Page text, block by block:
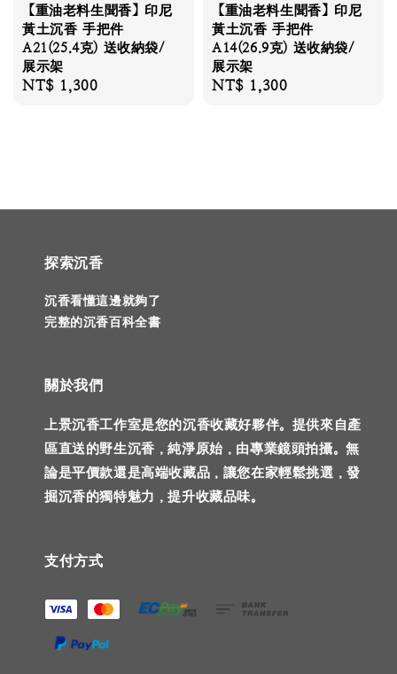
【重油老料生聞香】印尼
黃土沉香 手把件
A21(25.4克) 送收納袋/
展示架
Regular
NT$ 1,300
【重油老料生聞香】印尼
黃土沉香 手把件
A14(26.9克) 送收納袋/
展示架
Regular
NT$ 1,300
探索沉香
沉香看懂這邊就夠了
完整的沉香百科全書
關於我們
上景沉香工作室是您的沉香收藏好夥伴。提供來自產
區直送的野生沉香，純淨原始，由專業鏡頭拍攝。無
論是平價款還是高端收藏品，讓您在家輕鬆挑選，發
掘沉香的獨特魅力，提升收藏品味。
支付方式